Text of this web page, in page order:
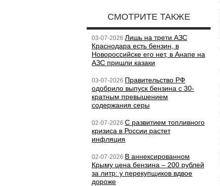
СМОТРИТЕ ТАКЖЕ
03-07-2026 Лишь на трети АЗС
Краснодара есть бензин, в
Новороссийске его нет, в Анапе на
АЗС пришли казаки
03-07-2026 Правительство РФ
одобрило выпуск бензина с 30-
кратным превышением
содержания серы
02-07-2026 С развитием топливного
кризиса в России растет
инфляция
02-07-2026 В аннексированном
Крыму цена бензина – 200 рублей
за литр: у перекупщиков вдвое
дороже